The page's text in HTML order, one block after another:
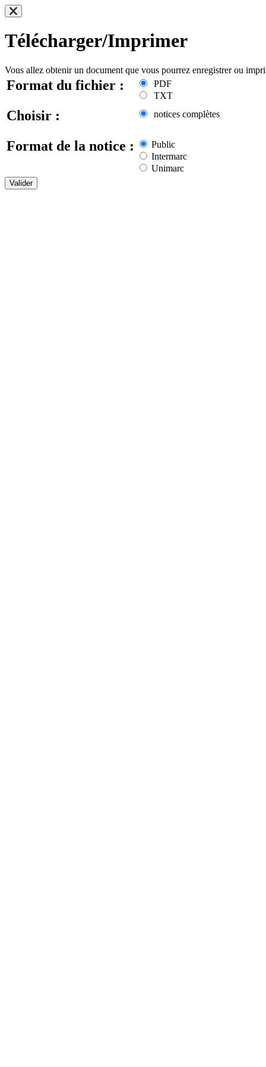
Télécharger/Imprimer
Vous allez obtenir un document que vous pourrez enregistrer ou
Format du fichier :
PDF
TXT
Choisir : notices complètes
Format de la notice :
Public
Intermarc
Unimarc